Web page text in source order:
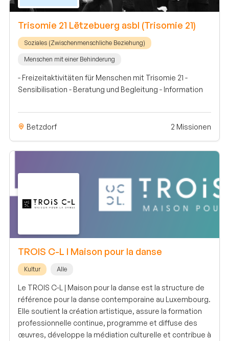
Trisomie 21 Lëtzebuerg asbl (Trisomie 21)
Soziales (Zwischenmenschliche Beziehung)
Menschen mit einer Behinderung
- Freizeitaktivitäten für Menschen mit Trisomie 21 -
Sensibilisation - Beratung und Begleitung - Information
Betzdorf 2 Missionen
TROIS C-L I Maison pour la danse
Kultur Alle
Le TROIS C-L | Maison pour la danse est la structure de
référence pour la danse contemporaine au Luxembourg.
Elle soutient la création artistique, assure la formation
professionnelle continue, programme et diffuse des
œuvres, développe la médiation culturelle et contribue à